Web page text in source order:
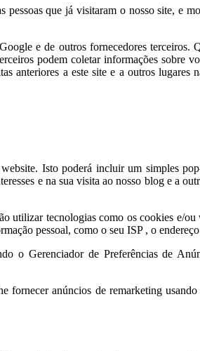
que já visitaram o nosso site, e
e de outros fornecedores
podem coletar informações sobre
anteriores a este site e a outros
Isto poderá incluir um simples
e na sua visita ao nosso blog e a
utilizar tecnologias como os cookies e/
pessoal, como o seu ISP , o
Gerenciador de Preferências de
anúncios de remarketing